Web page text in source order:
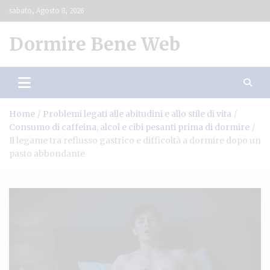
Skip
to
sabato, Agosto 8, 2026
Dormire Bene Web
Home
Problemi legati alle abitudini e allo stile di vita
Consumo di caffeina, alcol e cibi pesanti prima di dormire
Il legame tra reflusso gastrico e difficoltà a dormire dopo un
pasto abbondante